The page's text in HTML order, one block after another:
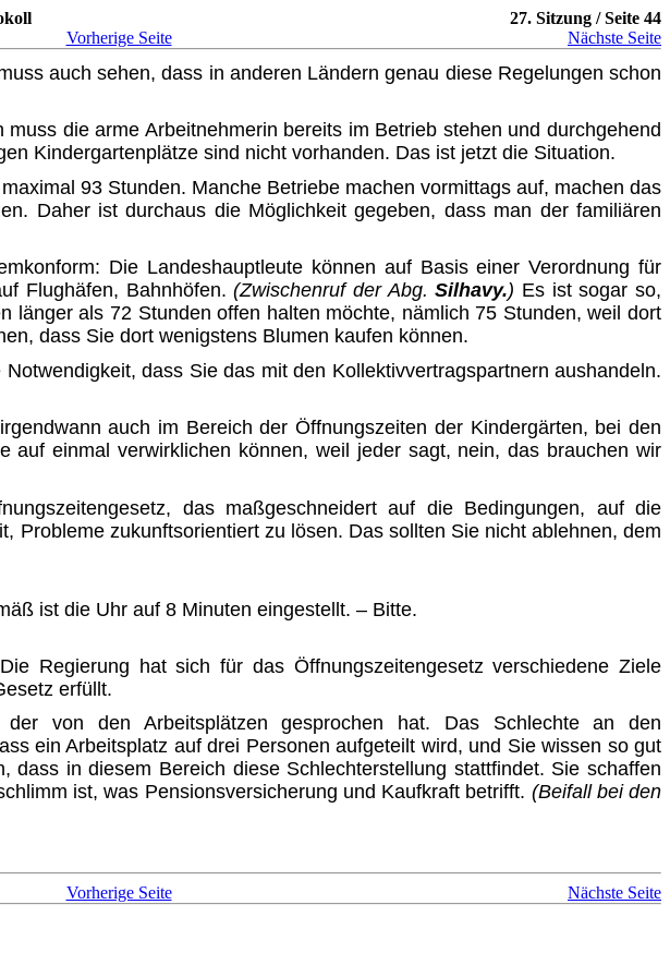
27. Sitzung / Seite 44
Vorherige Seite Nächste Seite
auch sehen, dass in anderen Ländern genau diese Regelungen schon
die arme Arbeitnehmerin bereits im Betrieb stehen und durchgehend
Kindergartenplätze sind nicht vorhanden. Das ist jetzt die Situation.
93 Stunden. Manche Betriebe machen vormittags auf, machen das
Daher ist durchaus die Möglichkeit gegeben, dass man der familiären
Die Landeshauptleute können auf Basis einer Verordnung für
Flughäfen, Bahnhöfen.(Zwischenruf der Abg.Silhavy.) Es ist sogar so,
als 72 Stunden offen halten möchte, nämlich 75 Stunden, weil dort
dass Sie dort wenigstens Blumen kaufen können.
dass Sie das mit den Kollektivvertragspartnern aushandeln.
auch im Bereich der Öffnungszeiten der Kindergärten, bei den
auf ein­mal verwirklichen können, weil jeder sagt, nein, das brauchen wir
das maßgeschneidert auf die Bedingungen, auf die
Probleme zukunftsorientiert zu lösen. Das sollten Sie nicht ablehnen, dem
ist die Uhr auf 8 Minuten eingestellt. – Bitte.
Regierung hat sich für das Öffnungszeitengesetz verschiedene Ziele
erfüllt.
von den Arbeitsplätzen gesprochen hat. Das Schlechte an den
ein Arbeitsplatz auf drei Personen aufgeteilt wird, und Sie wissen so gut
in diesem Bereich diese Schlechterstellung stattfindet. Sie schaffen
ist, was Pensionsver­sicherung und Kaufkraft betrifft. (Beifall bei den
Vorherige Seite Nächste Seite